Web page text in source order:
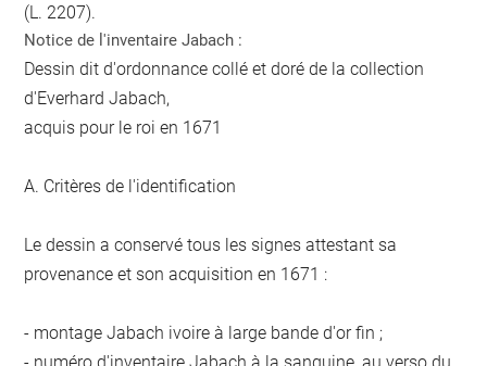
(L. 2207).
Notice de l'inventaire Jabach :
Dessin dit d'ordonnance collé et doré de la collection
d'Everhard Jabach,
acquis pour le roi en 1671
A. Critères de l'identification
Le dessin a conservé tous les signes attestant sa
provenance et son acquisition en 1671 :
- montage Jabach ivoire à large bande d'or fin ;
- numéro d'inventaire Jabach à la sanguine, au verso du